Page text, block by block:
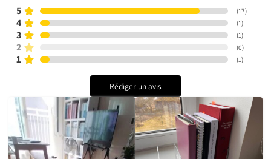
5 (17)
4 (1)
3 (1)
2 (0)
1 (1)
Rédiger un avis